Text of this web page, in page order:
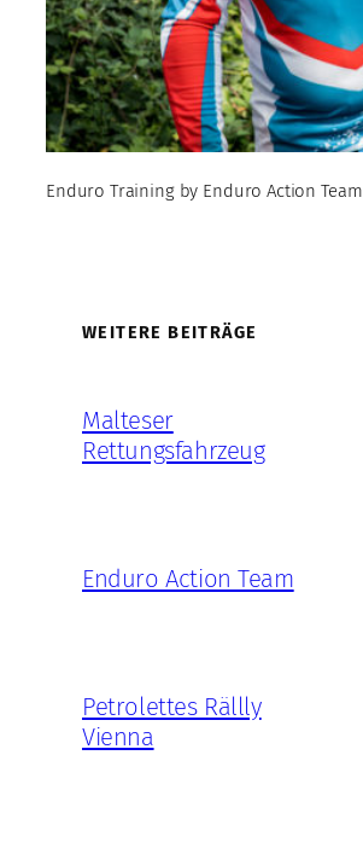
Enduro Training by Enduro Action Team
WEITERE BEITRÄGE
Malteser
Rettungsfahrzeug
Enduro Action Team
Petrolettes Rällly
Vienna